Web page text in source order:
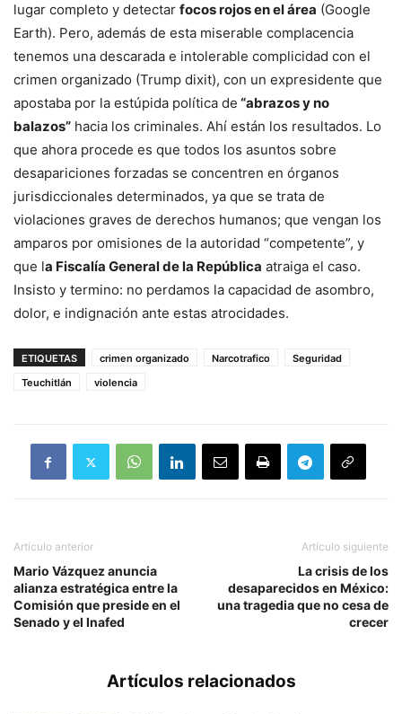
lugar completo y detectar focos rojos en el área (Google
Earth). Pero, además de esta miserable complacencia
tenemos una descarada e intolerable complicidad con el
crimen organizado (Trump dixit), con un expresidente que
apostaba por la estúpida política de “abrazos y no
balazos” hacia los criminales. Ahí están los resultados. Lo
que ahora procede es que todos los asuntos sobre
desapariciones forzadas se concentren en órganos
jurisdiccionales determinados, ya que se trata de
violaciones graves de derechos humanos; que vengan los
amparos por omisiones de la autoridad “competente”, y
que la Fiscalía General de la República atraiga el caso.
Insisto y termino: no perdamos la capacidad de asombro,
dolor, e indignación ante estas atrocidades.
ETIQUETAS crimen organizado Narcotrafico
Seguridad
Teuchitlán
violencia
Artículo anterior
Mario Vázquez anuncia
alianza estratégica entre la
Comisión que preside en el
Senado y el Inafed
Artículo siguiente
La crisis de los
desaparecidos en México:
una tragedia que no cesa de
crecer
Artículos relacionados